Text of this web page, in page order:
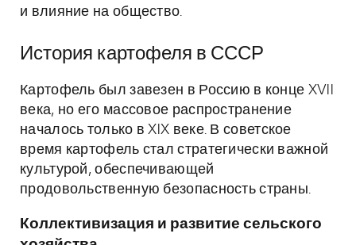
и влияние на общество.
История картофеля в СССР
Картофель был завезен в Россию в конце XVII
века, но его массовое распространение
началось только в XIX веке. В советское
время картофель стал стратегически важной
культурой, обеспечивающей
продовольственную безопасность страны.
Коллективизация и развитие сельского